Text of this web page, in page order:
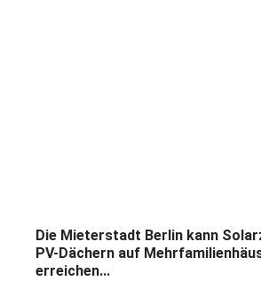
Die Mieterstadt Berlin kann
PV-Dächern auf
erreichen...